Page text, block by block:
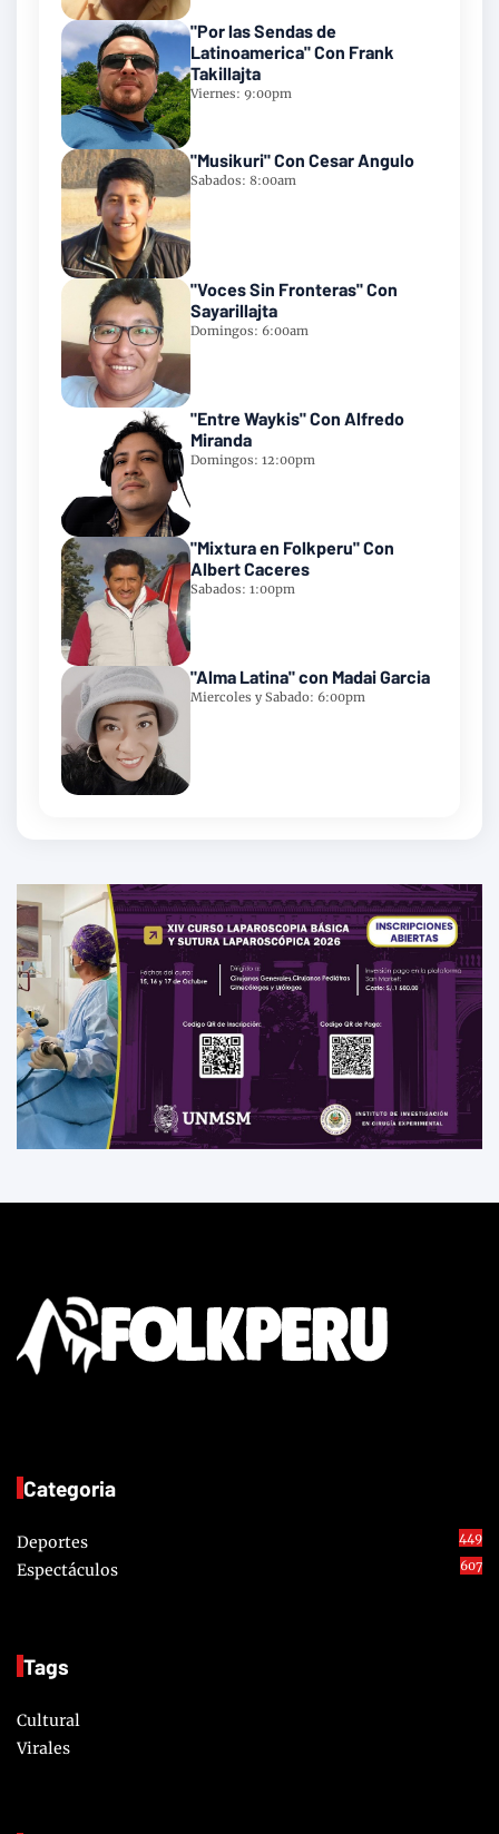
"Por las Sendas de
Latinoamerica" Con Frank
Takillajta
Viernes: 9:00pm
"Musikuri" Con Cesar Angulo
Sabados: 8:00am
"Voces Sin Fronteras" Con
Sayarillajta
Domingos: 6:00am
"Entre Waykis" Con Alfredo
Miranda
Domingos: 12:00pm
"Mixtura en Folkperu" Con
Albert Caceres
Sabados: 1:00pm
"Alma Latina" con Madai Garcia
Miercoles y Sabado: 6:00pm
Categoria
Deportes 449
Espectáculos 607
Tags
Cultural
Virales